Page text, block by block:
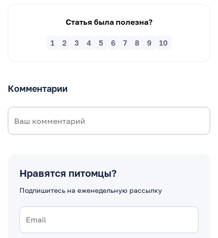
Статья была полезна?
10
9
8
7
6
5
4
3
2
1
Комментарии
Нравятся питомцы?
Подпишитесь на еженедельную рассылку